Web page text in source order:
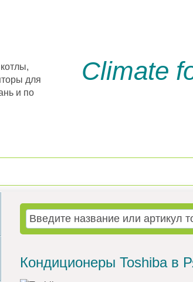
для
и по
Climate
Кондиционеры Toshiba в